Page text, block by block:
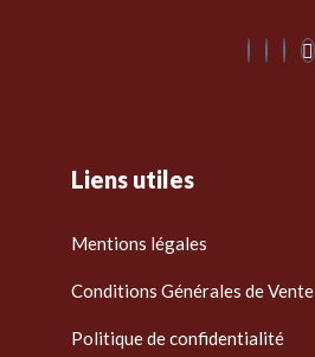
Liens utiles
Mentions légales
Conditions Générales de Vente
Politique de confidentialité